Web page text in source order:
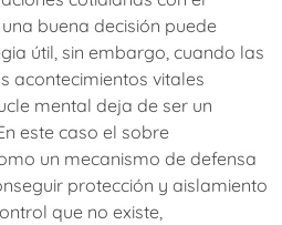
buena decisión puede
útil, sin embargo, cuando las
acontecimientos vitales
mental deja de ser un
este caso el sobre
un mecanismo de defensa
protección y aislamiento
que no existe,